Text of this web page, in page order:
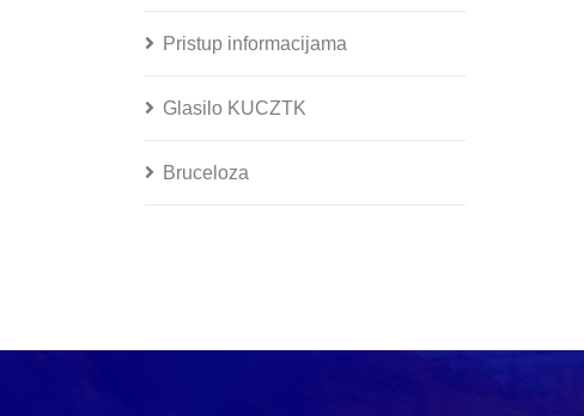
Pristup informacijama
Glasilo KUCZTK
Bruceloza